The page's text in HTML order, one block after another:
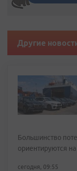
Другие
Большинство
ориентируются
сегодня, 09:55